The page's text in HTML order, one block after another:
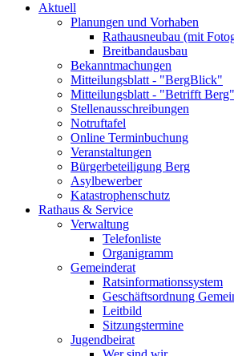
Aktuell
Planungen und Vorhaben
Rathausneubau (mit
Breitbandausbau
Bekanntmachungen
Mitteilungsblatt - "BergBlick"
Mitteilungsblatt - "Betrifft Berg"
Stellenausschreibungen
Notruftafel
Online Terminbuchung
Veranstaltungen
Bürgerbeteiligung Berg
Asylbewerber
Katastrophenschutz
Rathaus & Service
Verwaltung
Telefonliste
Organigramm
Gemeinderat
Ratsinformationssystem
Geschäftsordnung
Leitbild
Sitzungstermine
Jugendbeirat